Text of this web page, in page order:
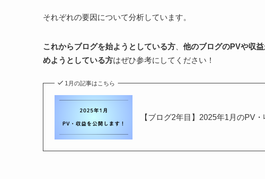
それぞれの要因について分析しています。
これからブログを始ようとしている方、 他のブログのPVや収
めようとしている方はぜひ参考にしてください！
1月の記事はこちら
【ブログ2年目】2025年1月のPV